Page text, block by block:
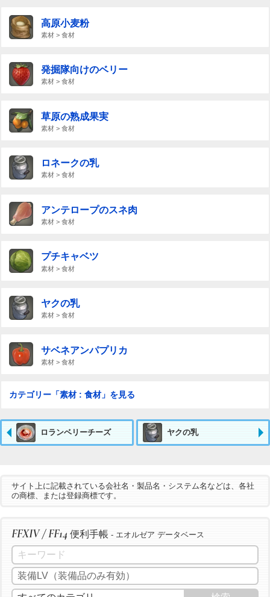
高原小麦粉
素材 > 食材
発掘隊向けのベリー
素材 > 食材
草原の熟成果実
素材 > 食材
ロネークの乳
素材 > 食材
アンテロープのスネ肉
素材 > 食材
プチキャベツ
素材 > 食材
ヤクの乳
素材 > 食材
サベネアンパプリカ
素材 > 食材
カテゴリー「素材 : 食材」を見る
ロランベリーチーズ ヤクの乳
サイト上に記載されている会社名・製品名・システム名などは、各社
の商標、または登録商標です。
FFXIV / FF14 便利手帳 - エオルゼア データベース